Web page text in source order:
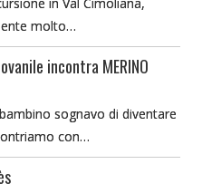
molto…
incontra MERINO
sognavo di diventare
con…